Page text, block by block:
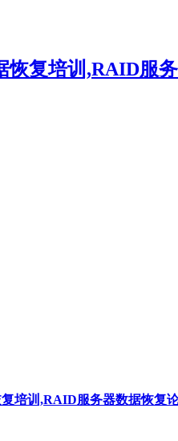
培训,RAID服务器数据恢复论